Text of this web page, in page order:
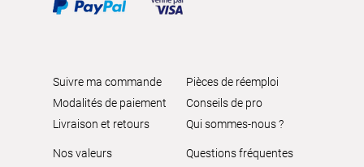
Suivre ma commande
Modalités de paiement
Livraison et retours
Pièces de réemploi
Conseils de pro
Qui sommes-nous ?
Nos valeurs
Questions fréquentes